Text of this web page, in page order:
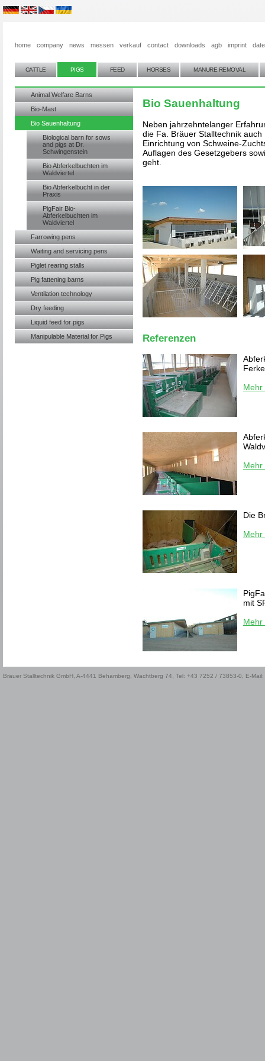
home company news messen verkauf contact downloads agb imprint
CATTLE PIGS FEED HORSES MANURE REMOVAL
Animal Welfare Barns
Bio-Mast
Bio Sauenhaltung
Biological barn for sows
and pigs at Dr.
Schwingenstein
Bio Abferkelbuchten im
Waldviertel
Bio Abferkelbucht in der
Praxis
PigFair Bio-
Abferkelbuchten im
Waldviertel
Farrowing pens
Waiting and servicing pens
Piglet rearing stalls
Pig fattening barns
Ventilation technology
Dry feeding
Liquid feed for pigs
Manipulable Material for Pigs
Bio Sauenhaltung
Neben jahrzehntelanger
die Fa. Bräuer Stalltechnik
Einrichtung von Schweine-
Auflagen des Gesetzgebers
geht.
Referenzen
Mehr
Mehr
Die
Mehr
mit
Mehr
Bräuer Stalltechnik GmbH, A-4441 Behamberg, Wachtberg 74, Tel: +43 7252 / 73853-0, E-Mail: